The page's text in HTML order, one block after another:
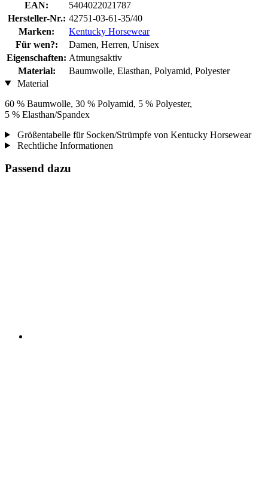
EAN:
5404022021787
Hersteller-Nr.: 42751-03-61-35/40
Marken:
Kentucky Horsewear
Für wen?:
Damen, Herren, Unisex
Eigenschaften: Atmungsaktiv
Material:
Baumwolle, Elasthan, Polyamid, Polyester
Material
60 % Baumwolle, 30 % Polyamid, 5 % Polyester,
5 % Elasthan/Spandex
Größentabelle für Socken/Strümpfe von Kentucky Horsewear
Rechtliche Informationen
Passend dazu